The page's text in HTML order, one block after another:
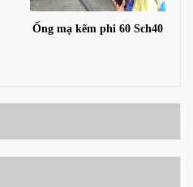
Ống mạ kẽm phi 60 Sch40